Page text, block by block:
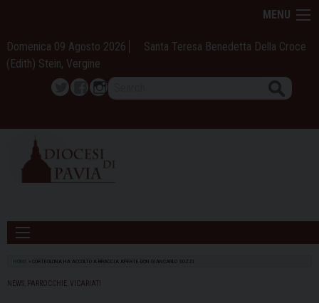
content
MENU
Domenica 09 Agosto 2026
Santa Teresa Benedetta Della Croce
(Edith) Stein, Vergine
TwitterFacebook
Instagram
HOME CORTEOLONA HA ACCOLTO A BRACCIA APERTE DON GIANCARLO SOZZI
NEWS PARROCCHIE VICARIATI